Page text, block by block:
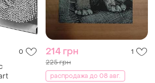
0 214 грн 1
225 грн
распродажа до 08 авг.